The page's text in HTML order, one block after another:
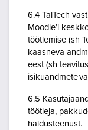
6.4 TalTech
Moodle’i
töötlemise (sh
kaasneva
eest (sh
isikuandmete
6.5
töötleja,
haldusteenust.